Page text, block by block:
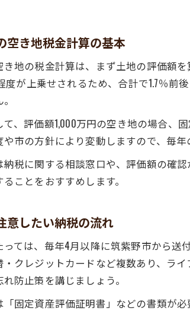
空き地税金計算の基本
地の税金計算は、まず土地の評価額
度が上乗せされるため、合計で1.7％
、評価額1,000万円の空き地の場合、
市の方針により変動しますので、毎年
納税に関する相談窓口や、評価額の確
ことをおすすめします。
意したい納税の流れ
ては、毎年4月以降に筑紫野市から送
クレジットカードなど複数あり、ラ
防止策を講じましょう。
「固定資産評価証明書」などの書類が